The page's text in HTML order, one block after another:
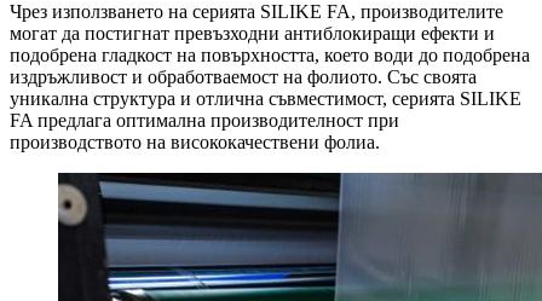
Чрез използването на серията SILIKE FA, производителите
могат да постигнат превъзходни антиблокиращи ефекти и
подобрена гладкост на повърхността, което води до подобрена
издръжливост и обработваемост на фолиото. Със своята
уникална структура и отлична съвместимост, серията SILIKE
FA предлага оптимална производителност при
производството на висококачествени фолиа.